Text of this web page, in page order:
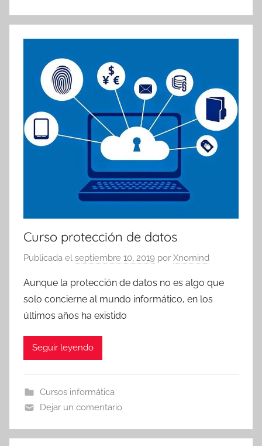
Curso protección de datos
Publicada el septiembre 10, 2019 por Xnomind
Aunque la protección de datos no es algo que
solo concierne al mundo informático, en los
últimos años ha existido
Seguir leyendo
Cursos informática
Dejar un comentario